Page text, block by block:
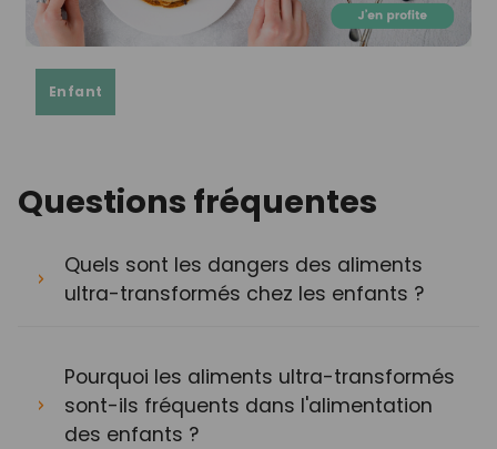
Enfant
Questions fréquentes
Quels sont les dangers des aliments
ultra-transformés chez les enfants ?
Pourquoi les aliments ultra-transformés
sont-ils fréquents dans l'alimentation
des enfants ?